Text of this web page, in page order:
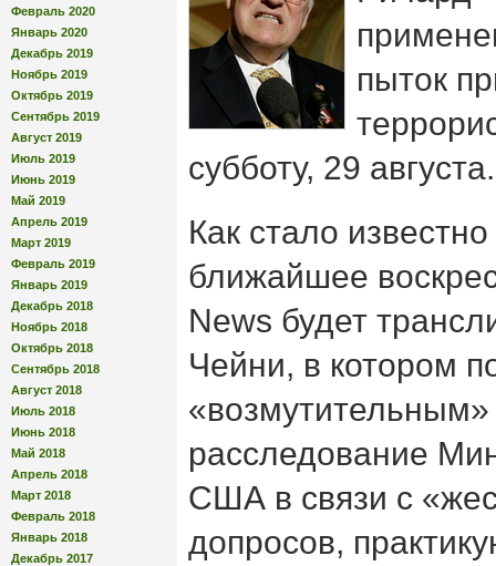
Февраль 2020
Январь 2020
Декабрь 2019
Ноябрь 2019
Октябрь 2019
Сентябрь 2019
Август 2019
Июль 2019
Июнь 2019
Май 2019
Апрель 2019
Март 2019
Февраль 2019
Январь 2019
Декабрь 2018
Ноябрь 2018
Октябрь 2018
Сентябрь 2018
Август 2018
Июль 2018
Июнь 2018
Май 2018
Апрель 2018
Март 2018
Февраль 2018
Январь 2018
Декабрь 2017
пыток
субботу, 29 августа.
Как стало известно
ближайшее
News будет
Чейни, в котором
расследование
США в связи с
допросов,